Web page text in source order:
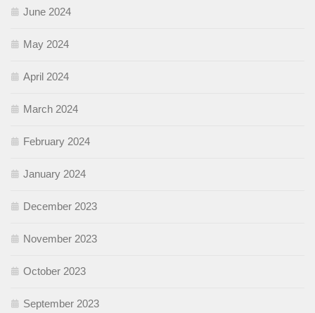
June 2024
May 2024
April 2024
March 2024
February 2024
January 2024
December 2023
November 2023
October 2023
September 2023